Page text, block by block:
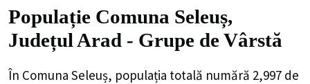
Populație Comuna Seleuș,
Județul Arad - Grupe de Vârstă
În Comuna Seleuș, populația totală numără 2,997 de